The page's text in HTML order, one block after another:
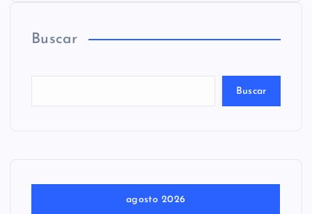
Buscar
Buscar
agosto 2026